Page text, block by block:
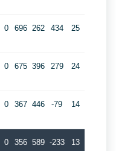
0 696 262 434 25
0 675 396 279 24
0 367 446 -79 14
0 356 589 -233 13